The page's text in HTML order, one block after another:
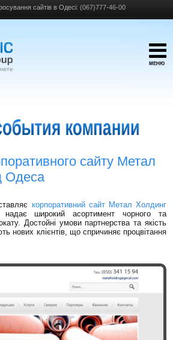
сайтів в Одесі: (067)777-46-00
МЕНЮ
сайту Метал
Одеса
корпоративний сайт Метал Холдинг
широкий асортимент чорного та
Достойні умови партнерства та якість
нових клієнтів, що спричиняє процвітання